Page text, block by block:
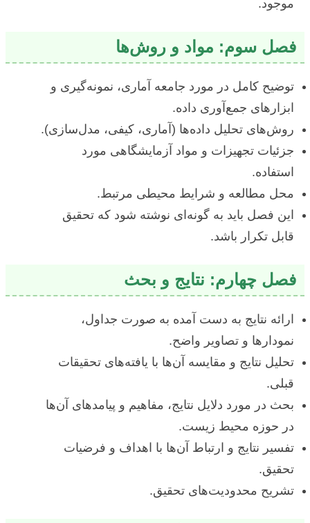
موجود.
فصل سوم: مواد و روش‌ها
توضیح کامل در مورد جامعه آماری، نمونه‌گیری و
ابزارهای جمع‌آوری داده.
روش‌های تحلیل داده‌ها (آماری، کیفی، مدل‌سازی).
جزئیات تجهیزات و مواد آزمایشگاهی مورد
استفاده.
محل مطالعه و شرایط محیطی مرتبط.
این فصل باید به گونه‌ای نوشته شود که تحقیق
قابل تکرار باشد.
فصل چهارم: نتایج و بحث
ارائه نتایج به دست آمده به صورت جداول،
نمودارها و تصاویر واضح.
تحلیل نتایج و مقایسه آن‌ها با یافته‌های تحقیقات
قبلی.
بحث در مورد دلایل نتایج، مفاهیم و پیامدهای آن‌ها
در حوزه محیط زیست.
تفسیر نتایج و ارتباط آن‌ها با اهداف و فرضیات
تحقیق.
تشریح محدودیت‌های تحقیق.